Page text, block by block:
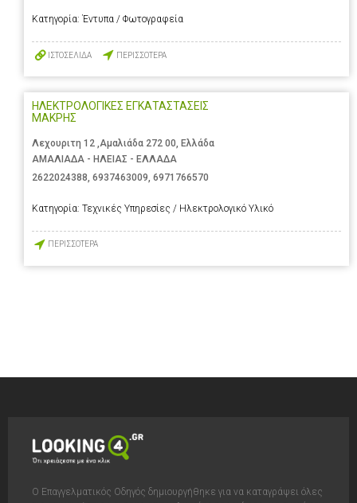
Κατηγορία: Έντυπα / Φωτογραφεία
ΙΣΤΟΣΕΛΙΔΑ ΠΕΡΙΣΣΟΤΕΡΑ
ΗΛΕΚΤΡΟΛΟΓΙΚΕΣ ΕΓΚΑΤΑΣΤΑΣΕΙΣ
ΜΑΚΡΗΣ
Λεχουριτη 12 ,Αμαλιάδα 272 00, Ελλάδα
ΑΜΑΛΙΑΔΑ - ΗΛΕΙΑΣ - ΕΛΛΑΔΑ
2622024388, 6937463009, 6971766570
Κατηγορία: Τεχνικές Υπηρεσίες / Ηλεκτρολογικό Υλικό
ΠΕΡΙΣΣΟΤΕΡΑ
Ο Επαγγελματικός Οδηγός δημιουργήθηκε για να καταγράψει όλες